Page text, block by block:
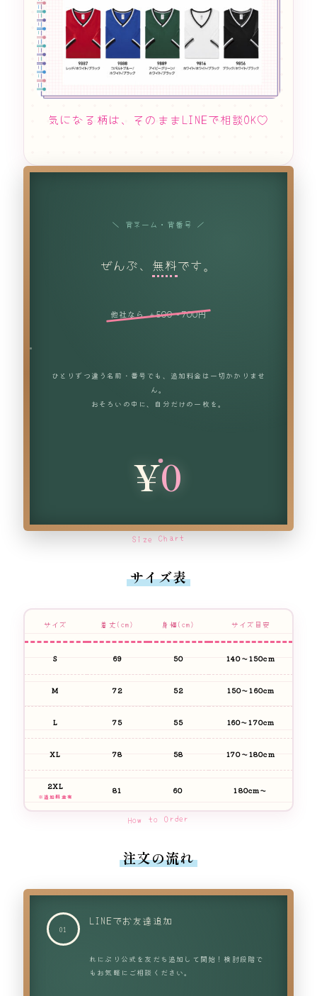
気になる柄は、そのままLINEで相談OK♡
＼ 背ネーム・背番号 ／
ぜんぶ、 無料です。
他社なら ＋500〜700円
ひとりずつ違う名前・番号でも、追加料金は一切かかりませ
ん。
おそろいの中に、自分だけの一枚を。
¥0
Size Chart
サイズ表
サイズ 着丈(cm) 身幅(cm) サイズ目安
S 69 50 140〜150cm
M 72 52 150〜160cm
L 75 55 160〜170cm
XL 78 58 170〜180cm
2XL
※追加料金有
81 60 180cm〜
How to Order
注文の流れ
LINEでお友達追加
れにぷり公式を友だち追加して開始！検討段階で
もお気軽にご相談ください。